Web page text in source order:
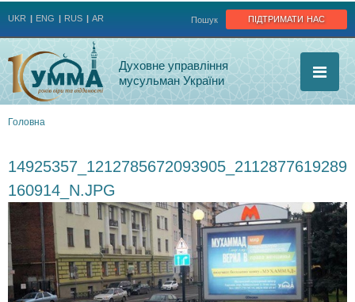
підтримати нас
Пошук
UKR ENG RUS AR
Духовне управління
мусульман України
тут
Головна
14925357_1212785672093905_2112877619289
160914_N.JPG